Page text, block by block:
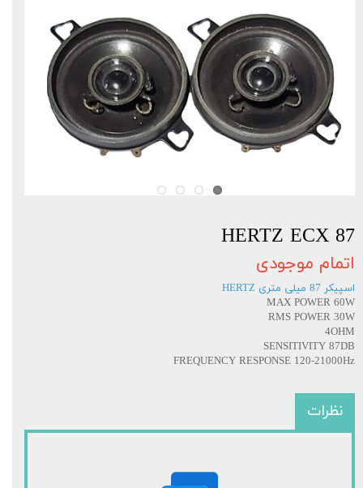
HERTZ ECX 87
اتمام موجودی
اسپیکر 87 میلی متری HERTZ
MAX POWER 60W
RMS POWER 30W
4OHM
SENSITIVITY 87DB
FREQUENCY RESPONSE 120-21000Hz
نظرات